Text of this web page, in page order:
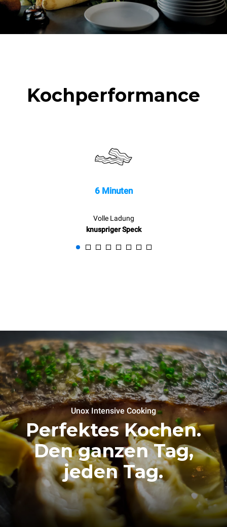
Kochperformance
6 Minuten
Volle Ladung
knuspriger Speck
Unox Intensive Cooking
Perfektes Kochen.
Den ganzen Tag,
jeden Tag.